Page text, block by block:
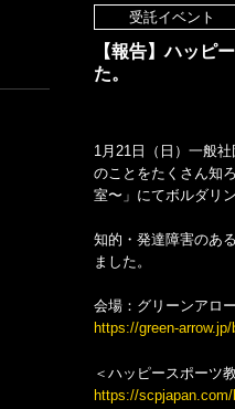
受託イベント
【報告】ハッピ
た。
1月21日（日）一般
のことをたくさん知
室〜」にてボルダリ
知的・発達障害のあ
ました。
会場：グリーンアロ
https://green-
＜ハッピースポーツ
https://